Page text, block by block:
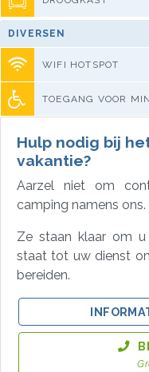
DIVERSEN
WIFI HOTSPOT
TOEGANG VOOR
Hulp nodig bij
vakantie?
Aarzel niet om
camping namens ons.
Ze staan klaar om u
staat tot uw dienst
bereiden.